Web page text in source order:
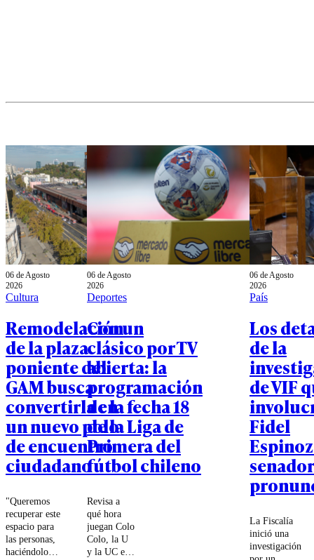
06 de Agosto
2026
Cultura
Remodelación
de la plaza
poniente del
GAM busca
convertirla en
un nuevo polo
de encuentro
ciudadano
"Queremos
recuperar este
espacio para
las personas,
haciéndolo
06 de Agosto
2026
Deportes
Con un
clásico por TV
abierta: la
programación
de la fecha 18
de la Liga de
Primera del
fútbol chileno
Revisa a
qué hora
juegan Colo
Colo, la U
y la UC en
06 de Agosto
2026
País
Los
de la
de VIF
Fidel
La Fiscalía
inició una
investigación